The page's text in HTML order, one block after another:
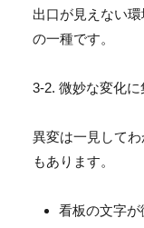
出口が見えない環
の一種です。
3-2. 微妙な変化
異変は一見してわ
もあります。
看板の文字が